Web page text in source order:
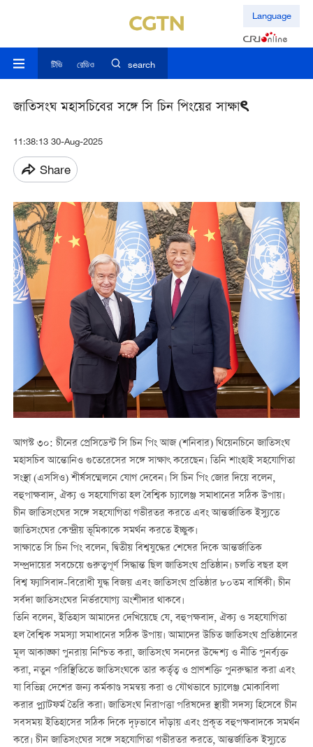
Language
টিভি রেডিও search
জাতিসংঘ মহাসচিবের সঙ্গে সি চিন পিংয়ের সাক্ষাৎ
11:38:13 30-Aug-2025
Share
আগস্ট ৩০: চীনের প্রেসিডেন্ট সি চিন পিং আজ (শনিবার) থিয়েনচিনে জাতিসংঘ
মহাসচিব আন্তোনিও গুতেরেসের সঙ্গে সাক্ষাৎ করেছেন। তিনি শাংহাই সহযোগিতা
সংস্থা (এসসিও) শীর্ষসম্মেলনে যোগ দেবেন। সি চিন পিং জোর দিয়ে বলেন,
বহুপাক্ষবাদ, ঐক্য ও সহযোগিতা হল বৈশ্বিক চ্যালেঞ্জ সমাধানের সঠিক উপায়।
চীন জাতিসংঘের সঙ্গে সহযোগিতা গভীরতর করতে এবং আন্তর্জাতিক ইস্যুতে
জাতিসংঘের কেন্দ্রীয় ভূমিকাকে সমর্থন করতে ইচ্ছুক।
সাক্ষাতে সি চিন পিং বলেন, দ্বিতীয় বিশ্বযুদ্ধের শেষের দিকে আন্তর্জাতিক
সম্প্রদায়ের সবচেয়ে গুরুত্বপূর্ণ সিদ্ধান্ত ছিল জাতিসংঘ প্রতিষ্ঠান। চলতি বছর হল
বিশ্ব ফ্যাসিবাদ-বিরোধী যুদ্ধ বিজয় এবং জাতিসংঘ প্রতিষ্ঠার ৮০তম বার্ষিকী। চীন
সর্বদা জাতিসংঘের নির্ভরযোগ্য অংশীদার থাকবে।
তিনি বলেন, ইতিহাস আমাদের দেখিয়েছে যে, বহুপক্ষবাদ, ঐক্য ও সহযোগিতা
হল বৈশ্বিক সমস্যা সমাধানের সঠিক উপায়। আমাদের উচিত জাতিসংঘ প্রতিষ্ঠানের
মূল আকাঙ্ক্ষা পুনরায় নিশ্চিত করা, জাতিসংঘ সনদের উদ্দেশ্য ও নীতি পুনর্ব্যক্ত
করা, নতুন পরিস্থিতিতে জাতিসংঘকে তার কর্তৃত্ব ও প্রাণশক্তি পুনরুদ্ধার করা এবং
যা বিভিন্ন দেশের জন্য কর্মকাণ্ড সমন্বয় করা ও যৌথভাবে চ্যালেঞ্জ মোকাবিলা
করার প্ল্যাটফর্ম তৈরি করা। জাতিসংঘ নিরাপত্তা পরিষদের স্থায়ী সদস্য হিসেবে চীন
সবসময় ইতিহাসের সঠিক দিকে দৃঢ়ভাবে দাঁড়ায় এবং প্রকৃত বহুপক্ষবাদকে সমর্থন
করে। চীন জাতিসংঘের সঙ্গে সহযোগিতা গভীরতর করতে, আন্তর্জাতিক ইস্যুতে